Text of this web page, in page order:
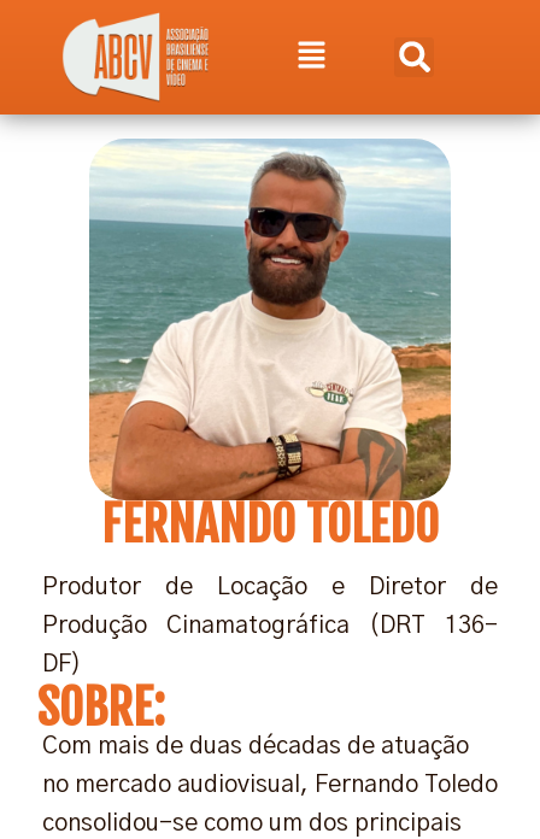
FERNANDO TOLEDO
Produtor de Locação e Diretor de
Produção Cinamatográfica (DRT 136-
DF)
SOBRE:
Com mais de duas décadas de atuação
no mercado audiovisual, Fernando Toledo
consolidou-se como um dos principais